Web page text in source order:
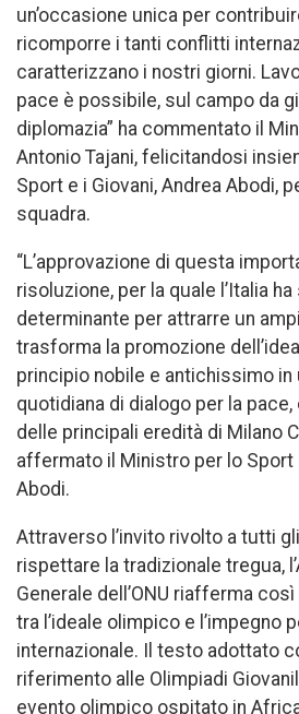
un’occasione unica per
ricomporre i tanti conflitti
caratterizzano i nostri giorni.
pace è possibile, sul campo da
diplomazia” ha commentato il
Antonio Tajani, felicitandosi
Sport e i Giovani, Andrea Abodi,
squadra.
“L’approvazione di questa
risoluzione, per la quale l’Italia
determinante per attrarre un
trasforma la promozione
principio nobile e antichissimo in
quotidiana di dialogo per la
delle principali eredità di Milano
affermato il Ministro per lo Sport
Abodi.
Attraverso l’invito rivolto a tutti
rispettare la tradizionale tregua,
Generale dell’ONU riafferma
tra l’ideale olimpico e l’impegno
internazionale. Il testo adottato
riferimento alle Olimpiadi
evento olimpico ospitato in